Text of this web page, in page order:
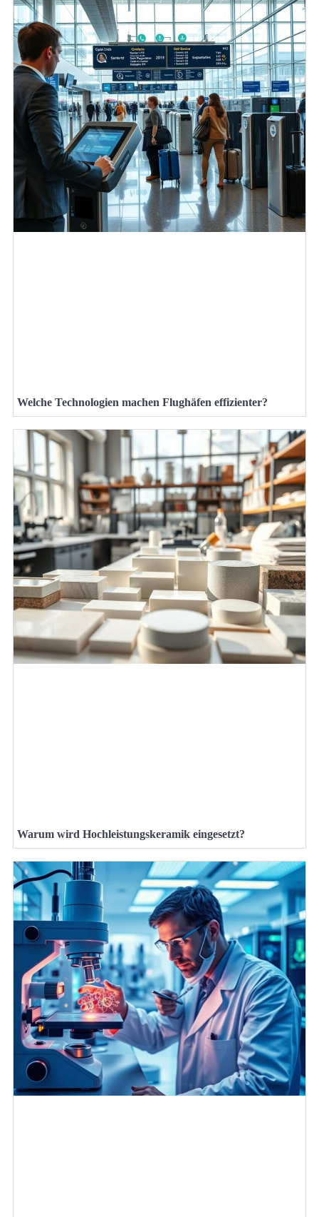
Welche Technologien machen Flughäfen effizienter?
Warum wird Hochleistungskeramik eingesetzt?